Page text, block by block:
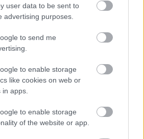
user data to be sent to
advertising purposes.
to send me
to enable storage
like cookies on web or
apps.
to enable storage
of the website or app.
Kövess